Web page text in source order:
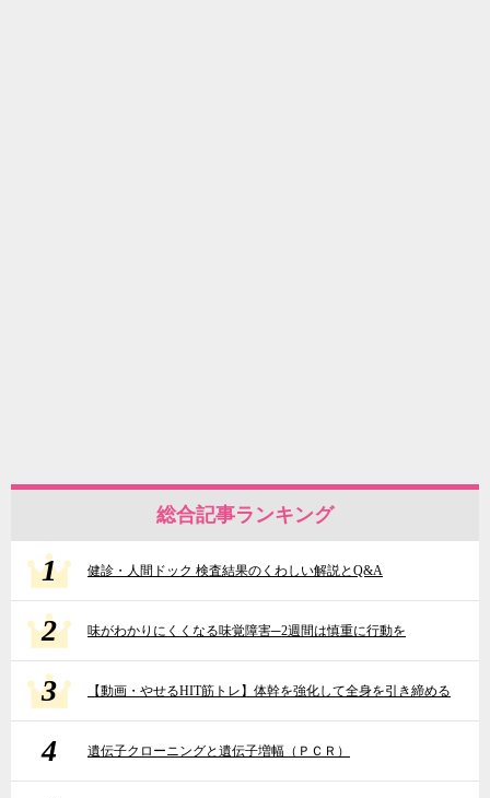
総合記事ランキング
1 健診・人間ドック 検査結果のくわしい解説とQ&A
2 味がわかりにくくなる味覚障害─2週間は慎重に行動を
3 【動画・やせるHIT筋トレ】体幹を強化して全身を引き締める
4 遺伝子クローニングと遺伝子増幅（ＰＣＲ）